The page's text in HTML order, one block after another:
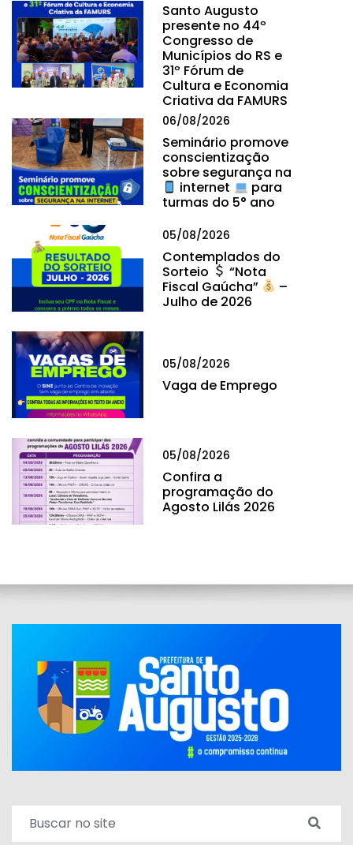
Santo Augusto
presente no 44º
Congresso de
Municípios do RS e
31º Fórum de
Cultura e Economia
Criativa da FAMURS
06/08/2026
Seminário promove
conscientização
sobre segurança na
internet
para
turmas do 5° ano
05/08/2026
Contemplados do
Sorteio
“Nota
Fiscal Gaúcha”
–
Julho de 2026
05/08/2026
Vaga de Emprego
05/08/2026
Confira a
programação do
Agosto Lilás 2026